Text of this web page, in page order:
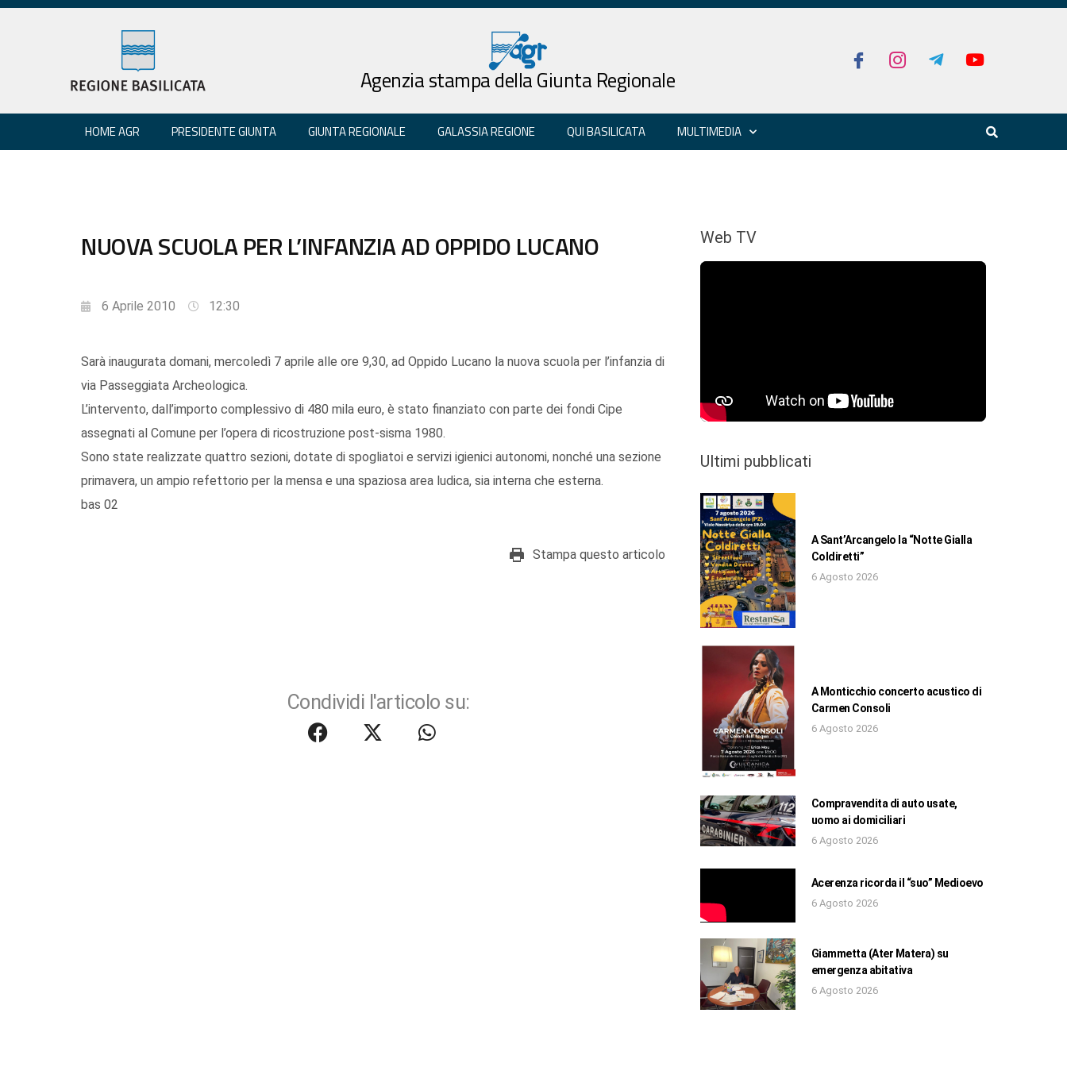
Agenzia stampa della Giunta Regionale
HOME AGR PRESIDENTE GIUNTA GIUNTA REGIONALE GALASSIA REGIONE QUI BASILICATA MULTIMEDIA
NUOVA SCUOLA PER L’INFANZIA AD OPPIDO LUCANO
6 Aprile 2010 12:30
Sarà inaugurata domani, mercoledì 7 aprile alle ore 9,30, ad Oppido Lucano la nuova scuola per l’infanzia di
via Passeggiata Archeologica.
L’intervento, dall’importo complessivo di 480 mila euro, è stato finanziato con parte dei fondi Cipe
assegnati al Comune per l’opera di ricostruzione post-sisma 1980.
Sono state realizzate quattro sezioni, dotate di spogliatoi e servizi igienici autonomi, nonché una sezione
primavera, un ampio refettorio per la mensa e una spaziosa area ludica, sia interna che esterna.
bas 02
Stampa questo articolo
Condividi l'articolo su:
Web TV
Ultimi pubblicati
A Sant’Arcangelo la “Notte Gialla
Coldiretti”
6 Agosto 2026
A Monticchio concerto acustico di
Carmen Consoli
6 Agosto 2026
Compravendita di auto usate,
uomo ai domiciliari
6 Agosto 2026
Acerenza ricorda il “suo” Medioevo
6 Agosto 2026
Giammetta (Ater Matera) su
emergenza abitativa
6 Agosto 2026